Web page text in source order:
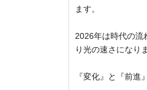
ます。
2026年は時代の流
り光の速さになり
『変化』と『前進』